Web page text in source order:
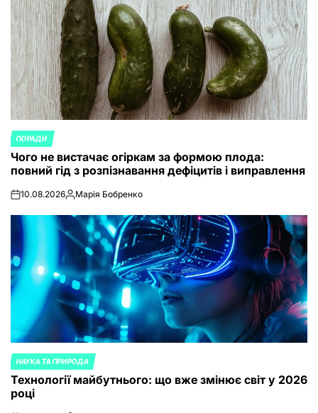
POSTED
IN
ПОРАДИ
Чого не вистачає огіркам за формою плода:
повний гід з розпізнавання дефіцитів і виправлення
on10.08.2026Posted
Марія Бобренко
POSTED
IN
НАУКА ТА ПРИРОДА
Технології майбутнього: що вже змінює світ у 2026
році